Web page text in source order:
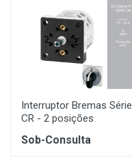
Interruptor Bremas Série
CR - 2 posições
Sob-Consulta